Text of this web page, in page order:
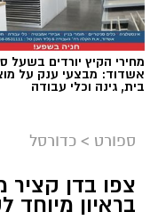
מחירי הקיץ יורדים בשעל
אשדוד: מבצעי ענק על
בית, גינה וכלי עבודה
ספורט > כדורסל
צפו בדן קציר
בראיון מיוחד